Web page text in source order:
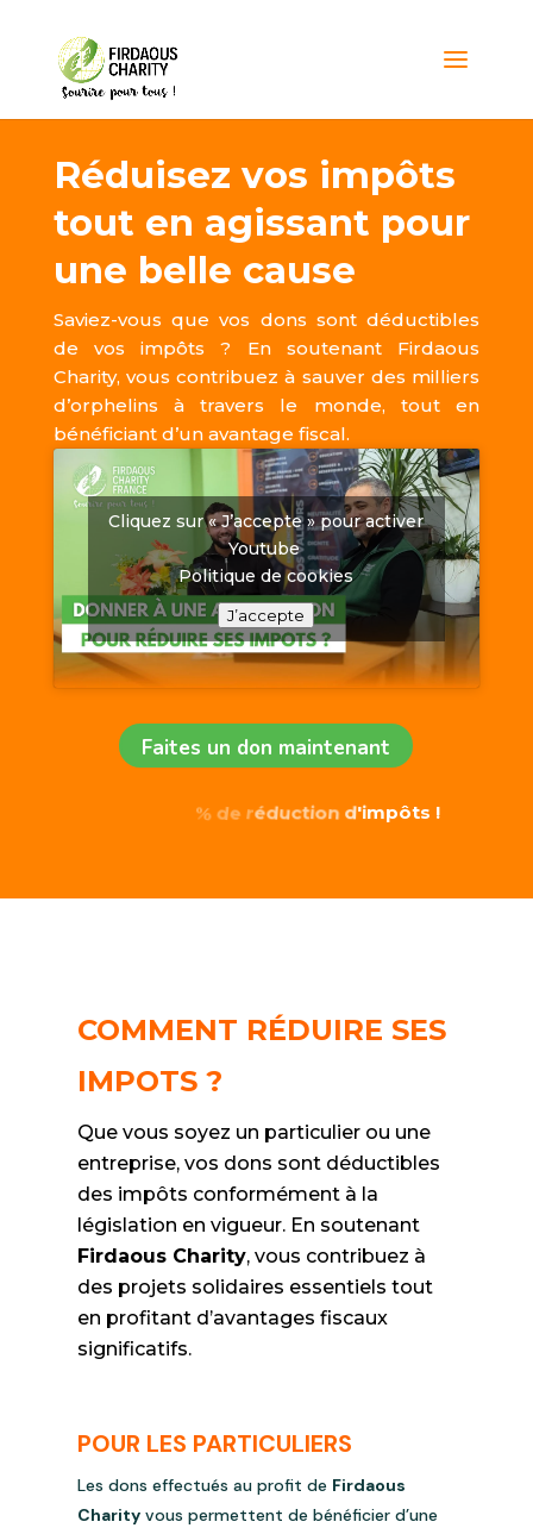
Réduisez vos impôts
tout en agissant pour
une belle cause
Saviez-vous que vos dons sont déductibles
de vos impôts ? En soutenant Firdaous
Charity, vous contribuez à sauver des milliers
d’orphelins à travers le monde, tout en
bénéficiant d’un avantage fiscal.
Cliquez sur « J’accepte » pour activer
Youtube
Politique de cookies
J’accepte
Faites un don maintenant
'impôts !
COMMENT RÉDUIRE SES
IMPOTS ?
Que vous soyez un particulier ou une
entreprise, vos dons sont déductibles
des impôts conformément à la
législation en vigueur. En soutenant
Firdaous Charity, vous contribuez à
des projets solidaires essentiels tout
en profitant d’avantages fiscaux
significatifs.
POUR LES PARTICULIERS
Les dons effectués au profit de Firdaous
Charityvous permettent de bénéficier d’une